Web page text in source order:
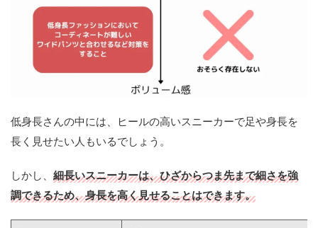
低身長さんの中には、ヒールの高いスニーカーで足や身長を
長く見せたい人もいるでしょう。
しかし、 細長いスニーカーは、ひざからつま先まで細さを強
調できるため、身長を高く見せることはできます。